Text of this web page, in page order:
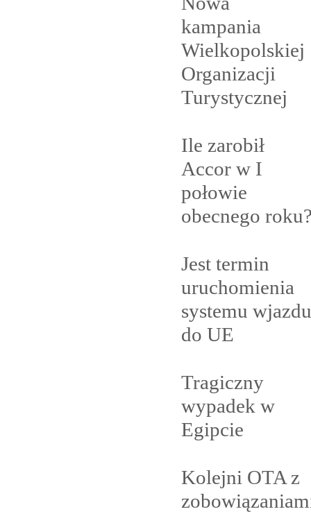
kampania
Wielkopolskiej
Organizacji
Turystycznej
Ile zarobił
Accor w I
połowie
obecnego
Jest termin
uruchomienia
systemu wjazdu
do UE
Tragiczny
wypadek w
Egipcie
Kolejni OTA z